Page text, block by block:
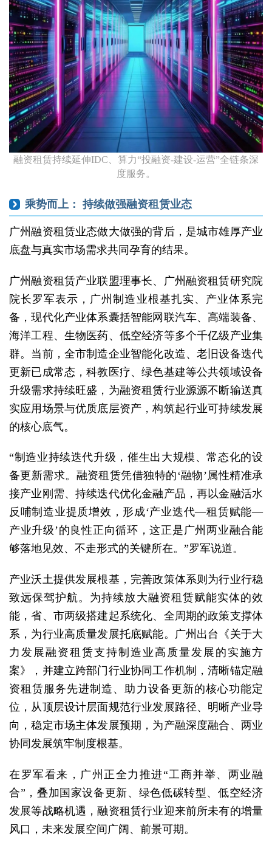
融资租赁持续延伸IDC、算力“投融资-建设-运营”全链条深
度服务。
乘势而上： 持续做强融资租赁业态
广州融资租赁业态做大做强的背后，是城市雄厚产业
底盘与真实市场需求共同孕育的结果。
广州融资租赁产业联盟理事长、广州融资租赁研究院
院长罗军表示，广州制造业根基扎实、产业体系完
备，现代化产业体系囊括智能网联汽车、高端装备、
海洋工程、生物医药、低空经济等多个千亿级产业集
群。当前，全市制造企业智能化改造、老旧设备迭代
更新已成常态，科教医疗、绿色基建等公共领域设备
升级需求持续旺盛，为融资租赁行业源源不断输送真
实应用场景与优质底层资产，构筑起行业可持续发展
的核心底气。
“制造业持续迭代升级，催生出大规模、常态化的设
备更新需求。融资租赁凭借独特的‘融物’属性精准承
接产业刚需、持续迭代优化金融产品，再以金融活水
反哺制造业提质增效，形成‘产业迭代—租赁赋能—
产业升级’的良性正向循环，这正是广州两业融合能
够落地见效、不走形式的关键所在。”罗军说道。
产业沃土提供发展根基，完善政策体系则为行业行稳
致远保驾护航。为持续放大融资租赁赋能实体的效
能，省、市两级搭建起系统化、全周期的政策支撑体
系，为行业高质量发展托底赋能。广州出台《关于大
力发展融资租赁支持制造业高质量发展的实施方
案》，并建立跨部门行业协同工作机制，清晰锚定融
资租赁服务先进制造、助力设备更新的核心功能定
位，从顶层设计层面规范行业发展路径、明晰产业导
向，稳定市场主体发展预期，为产融深度融合、两业
协同发展筑牢制度根基。
在罗军看来，广州正全力推进“工商并举、两业融
合”，叠加国家设备更新、绿色低碳转型、低空经济
发展等战略机遇，融资租赁行业迎来前所未有的增量
风口，未来发展空间广阔、前景可期。